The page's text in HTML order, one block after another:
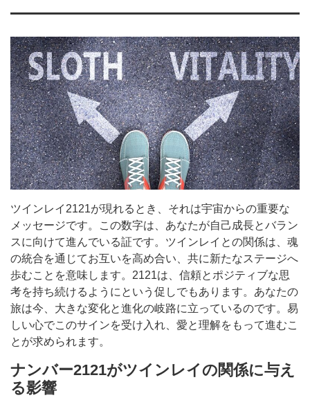
ツインレイ2121が現れるとき、それは宇宙からの重要な
メッセージです。この数字は、あなたが自己成長とバラン
スに向けて進んでいる証です。ツインレイとの関係は、魂
の統合を通じてお互いを高め合い、共に新たなステージへ
歩むことを意味します。2121は、信頼とポジティブな思
考を持ち続けるようにという促しでもあります。あなたの
旅は今、大きな変化と進化の岐路に立っているのです。易
しい心でこのサインを受け入れ、愛と理解をもって進むこ
とが求められます。
ナンバー2121がツインレイの関係に与え
る影響